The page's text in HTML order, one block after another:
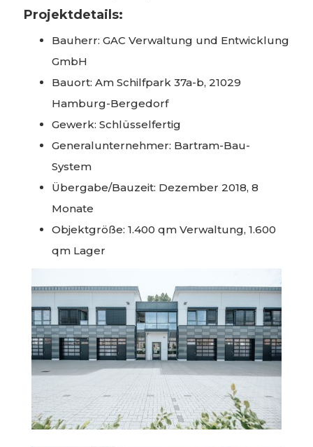
Projektdetails:
Bauherr: GAC Verwaltung und Entwicklung
GmbH
Bauort: Am Schilfpark 37a-b, 21029
Hamburg-Bergedorf
Gewerk: Schlüsselfertig
Generalunternehmer: Bartram-Bau-
System
Übergabe/Bauzeit: Dezember 2018, 8
Monate
Objektgröße: 1.400 qm Verwaltung, 1.600
qm Lager